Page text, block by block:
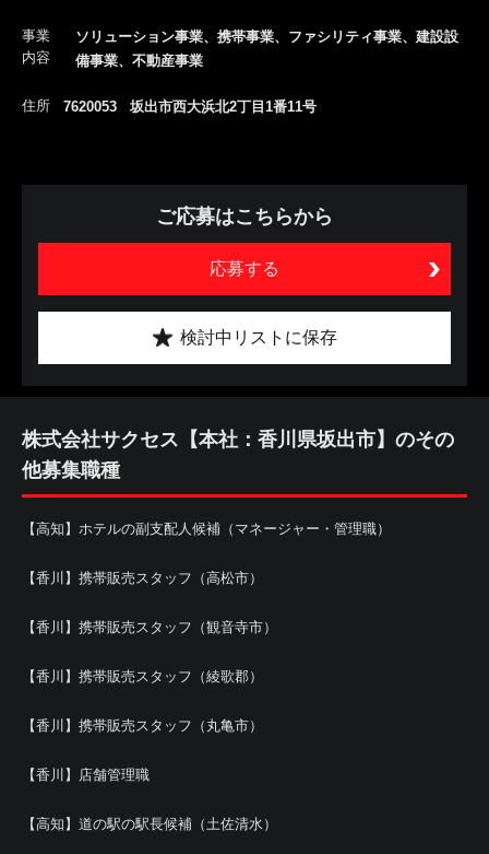
事業
内容
ソリューション事業、携帯事業、ファシリティ事業、建設設
備事業、不動産事業
住所 7620053 坂出市西大浜北2丁目1番11号
ご応募はこちらから
応募する
検討中リストに保存
株式会社サクセス【本社：香川県坂出市】のその
他募集職種
【高知】ホテルの副支配人候補（マネージャー・管理職）
【香川】携帯販売スタッフ（高松市）
【香川】携帯販売スタッフ（観音寺市）
【香川】携帯販売スタッフ（綾歌郡）
【香川】携帯販売スタッフ（丸亀市）
【香川】店舗管理職
【高知】道の駅の駅長候補（土佐清水）